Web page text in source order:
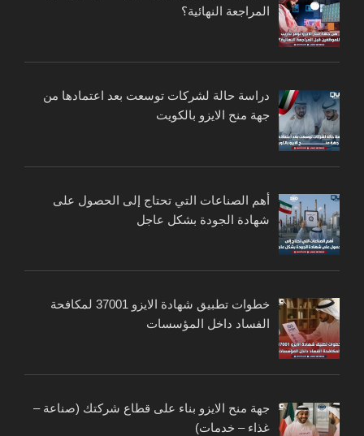
المراجعة النهائية؟
دراسة حالة لشركات توسعت بعد اعتمادها من
جهة منح الايزو بالكويت
أهم الصناعات التي تحتاج إلى الحصول على
شهادة الجودة بشكل عاجل
خطوات تطبيق شهادة الايزو 37001 لمكافحة
الفساد داخل المؤسسات
جهة منح الايزو بناء على قطاع شركتك (صناعة –
غذاء – خدمات)